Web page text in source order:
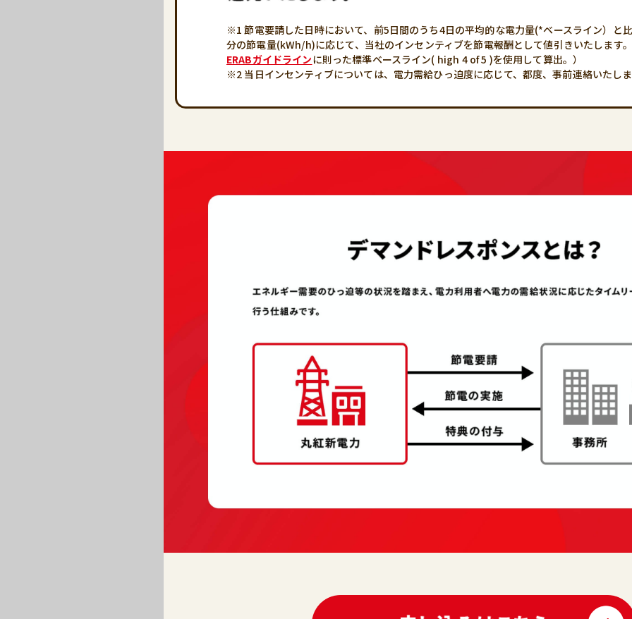
※1 節電要請した日時において、前5日間のうち4日の平均的な電力量(*ベースライン）と
分の節電量(kWh/h)に応じて、当社のインセンティブを節電報酬として値引きいたします
ERABガイドラインに則った標準ベースライン( high 4 of 5 )を使用して算出。）
※2 当日インセンティブについては、電力需給ひっ迫度に応じて、都度、事前連絡いたし